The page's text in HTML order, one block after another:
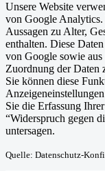
Unsere Website
von Google
Aussagen zu Alter,
enthalten. Diese
von Google sowie
Zuordnung der Daten
Sie können diese
Sie die Erfassung
“Widerspruch gegen
untersagen.
Quelle: Datenschutz-